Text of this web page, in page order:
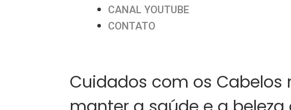
CANAL YOUTUBE
CONTATO
Cuidados com os